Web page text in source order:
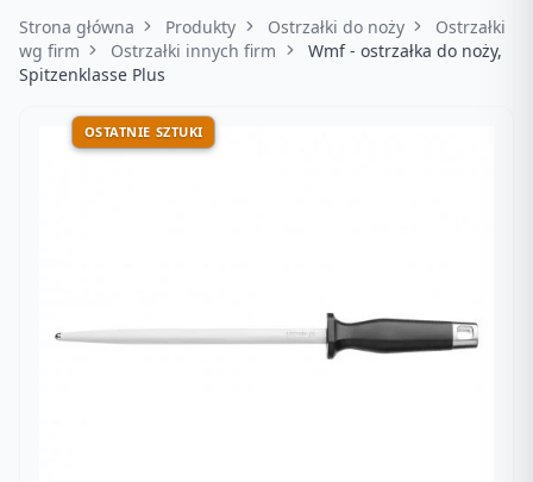
Strona główna Produkty Ostrzałki do noży
Ostrzałki
wg firm
Ostrzałki innych firm
Wmf - ostrzałka do noży,
Spitzenklasse Plus
OSTATNIE SZTUKI